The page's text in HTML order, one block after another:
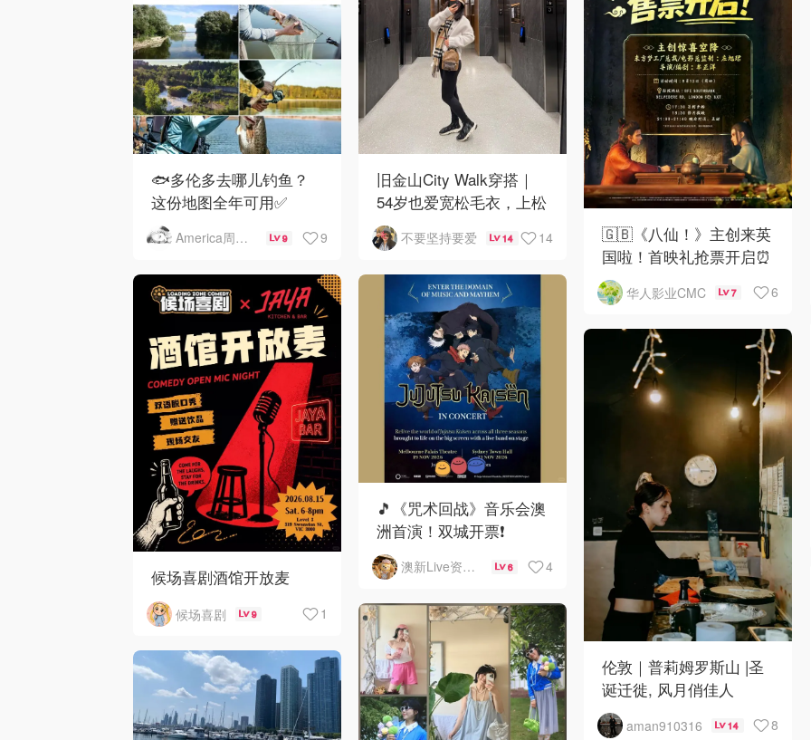
🐟多伦多去哪儿钓鱼？
这份地图全年可用✅
America周末快讯 9 9
旧金山City Walk穿搭｜
54岁也爱宽松毛衣，上松
下紧真的很救比例
不要坚持要爱 14 14
🇬🇧《八仙！》主创来英
国啦！首映礼抢票开启⏰
华人影业CMC 7 6
候场喜剧酒馆开放麦
候场喜剧 9 1
🎵《咒术回战》音乐会澳
洲首演！双城开票❗️
澳新Live资讯站 6 4
伦敦｜普莉姆罗斯山 |圣
诞迁徙, 风月俏佳人
aman910316 14 8